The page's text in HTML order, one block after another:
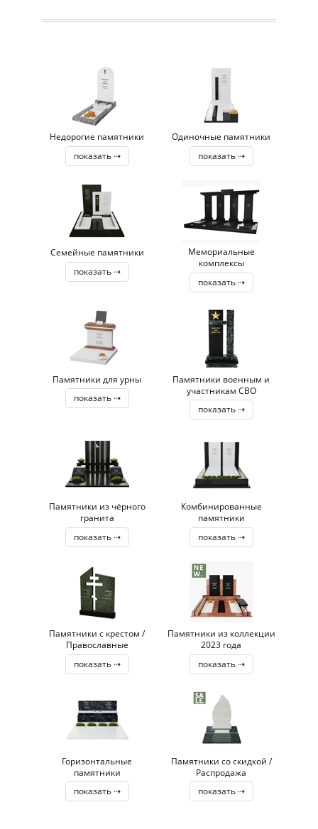
Недорогие памятники
показать ⇢
Одиночные памятники
показать ⇢
Семейные памятники
показать ⇢
Мемориальные
комплексы
показать ⇢
Памятники для урны
показать ⇢
Памятники военным и
участникам СВО
показать ⇢
Памятники из чёрного
гранита
показать ⇢
Комбинированные
памятники
показать ⇢
Памятники с крестом /
Православные
показать ⇢
Памятники из коллекции
2023 года
показать ⇢
Горизонтальные
памятники
показать ⇢
Памятники со скидкой /
Распродажа
показать ⇢